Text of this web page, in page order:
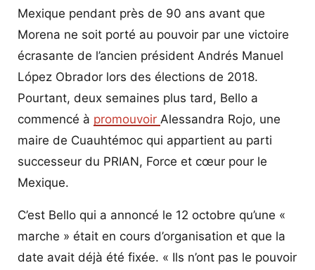
Mexique pendant près de 90 ans avant que
Morena ne soit porté au pouvoir par une victoire
écrasante de l’ancien président Andrés Manuel
López Obrador lors des élections de 2018.
Pourtant, deux semaines plus tard, Bello a
commencé à promouvoir Alessandra Rojo, une
maire de Cuauhtémoc qui appartient au parti
successeur du PRIAN, Force et cœur pour le
Mexique.
C’est Bello qui a annoncé le 12 octobre qu’une «
marche » était en cours d’organisation et que la
date avait déjà été fixée. « Ils n’ont pas le pouvoir